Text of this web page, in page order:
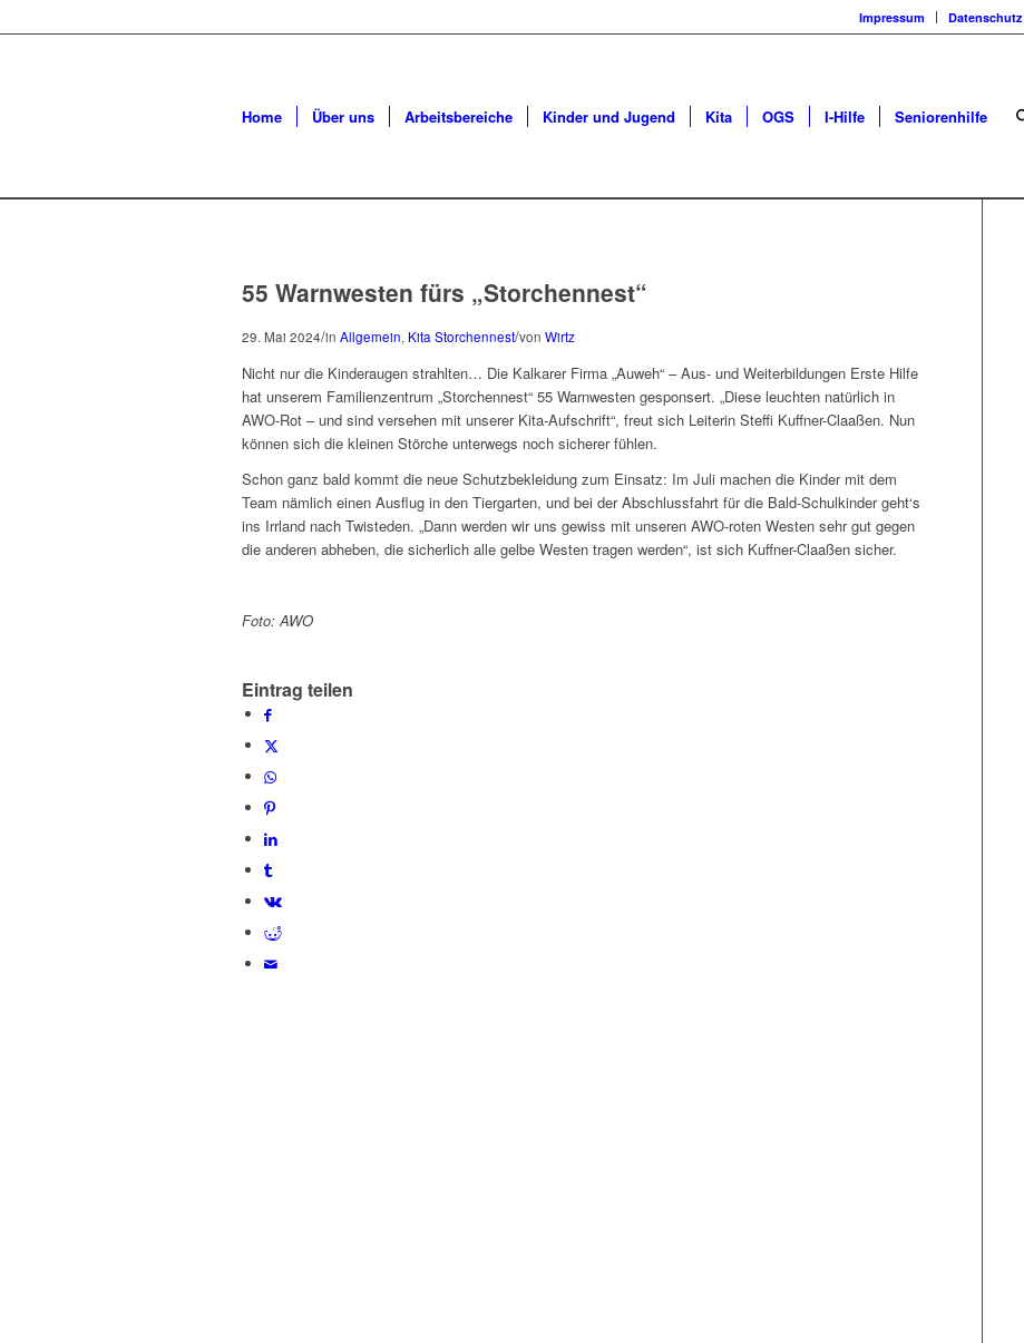
Impressum Datenschutz
Home Über uns Arbeitsbereiche Kinder und Jugend Kita OGS I-Hilfe Seniorenhilfe
55 Warnwesten fürs „Storchennest“
29. Mai 2024/in Allgemein, Kita Storchennest/von Wirtz
Nicht nur die Kinderaugen strahlten… Die Kalkarer Firma „Auweh“ – Aus- und Weiterbildungen Erste Hilfe
hat unserem Familienzentrum „Storchennest“ 55 Warnwesten gesponsert. „Diese leuchten natürlich in
AWO-Rot – und sind versehen mit unserer Kita-Aufschrift“, freut sich Leiterin Steffi Kuffner-Claaßen. Nun
können sich die kleinen Störche unterwegs noch sicherer fühlen.
Schon ganz bald kommt die neue Schutzbekleidung zum Einsatz: Im Juli machen die Kinder mit dem
Team nämlich einen Ausflug in den Tiergarten, und bei der Abschlussfahrt für die Bald-Schulkinder geht‘s
ins Irrland nach Twisteden. „Dann werden wir uns gewiss mit unseren AWO-roten Westen sehr gut gegen
die anderen abheben, die sicherlich alle gelbe Westen tragen werden“, ist sich Kuffner-Claaßen sicher.
Foto: AWO
Eintrag teilen